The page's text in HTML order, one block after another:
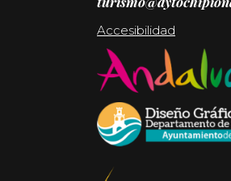
Accesibilidad